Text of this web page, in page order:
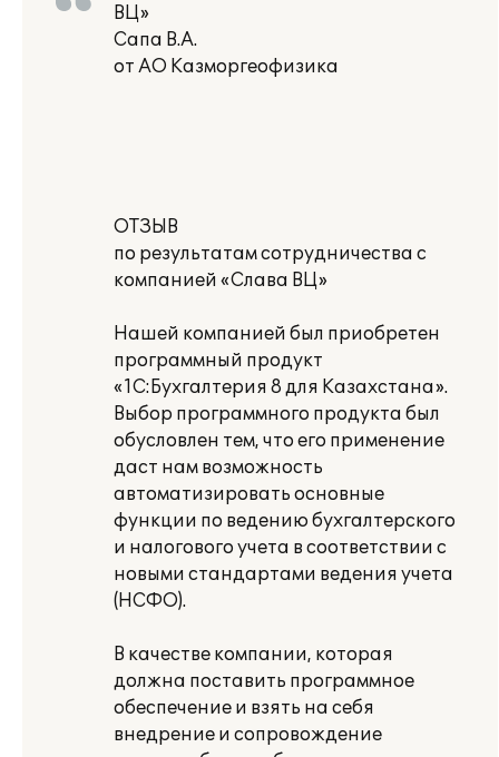
ВЦ»
Сапа В.А.
от АО Казморгеофизика
ОТЗЫВ
по результатам сотрудничества с
компанией «Слава ВЦ»
Нашей компанией был приобретен
программный продукт
«1С:Бухгалтерия 8 для Казахстана».
Выбор программного продукта был
обусловлен тем, что его применение
даст нам возможность
автоматизировать основные
функции по ведению бухгалтерского
и налогового учета в соответствии с
новыми стандартами ведения учета
(НСФО).
В качестве компании, которая
должна поставить программное
обеспечение и взять на себя
внедрение и сопровождение